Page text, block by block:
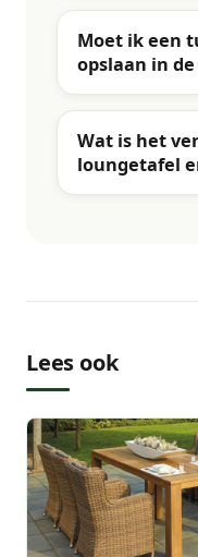
Moet ik een
opslaan in
Wat is het
loungetafel
Lees ook